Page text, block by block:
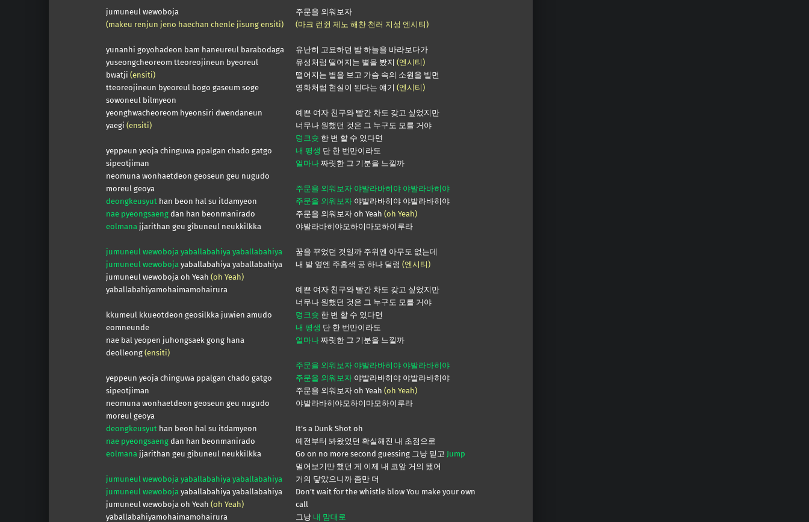
jumuneul wewoboja
(makeu renjun jeno haechan chenle jisung ensiti)
yunanhi goyohadeon bam haneureul barabodaga
yuseongcheoreom tteoreojineun byeoreul
bwatji (ensiti)
tteoreojineun byeoreul bogo gaseum soge
sowoneul bilmyeon
yeonghwacheoreom hyeonsiri dwendaneun
yaegi (ensiti)
yeppeun yeoja chinguwa ppalgan chado gatgo
sipeotjiman
neomuna wonhaetdeon geoseun geu nugudo
moreul geoya
deongkeusyut han beon hal su itdamyeon
nae pyeongsaengdan han beonmanirado
eolmana jjarithan geu gibuneul neukkilkka
jumuneul wewoboja yaballabahiya yaballabahiya
jumuneul wewoboja yaballabahiya yaballabahiya
jumuneul wewoboja oh Yeah (oh Yeah)
yaballabahiyamohaimamohairura
kkumeul kkueotdeon geosilkka juwien amudo
eomneunde
nae bal yeopen juhongsaek gong hana
deolleong (ensiti)
yeppeun yeoja chinguwa ppalgan chado gatgo
sipeotjiman
neomuna wonhaetdeon geoseun geu nugudo
moreul geoya
deongkeusyut han beon hal su itdamyeon
nae pyeongsaengdan han beonmanirado
eolmana jjarithan geu gibuneul neukkilkka
jumuneul wewoboja yaballabahiya yaballabahiya
jumuneul wewoboja yaballabahiya yaballabahiya
jumuneul wewoboja oh Yeah (oh Yeah)
yaballabahiyamohaimamohairura
주문을 외워보자
(마크 런쥔 제노 해찬 천러 지성 엔시티)
유난히 고요하던 밤 하늘을 바라보다가
유성처럼 떨어지는 별을 봤지 (엔시티)
떨어지는 별을 보고 가슴 속의 소원을 빌면
영화처럼 현실이 된다는 얘기 (엔시티)
예쁜 여자 친구와 빨간 차도 갖고 싶었지만
너무나 원했던 것은 그 누구도 모를 거야
덩크슛 한 번 할 수 있다면
내 평생 단 한 번만이라도
얼마나짜릿한 그 기분을 느낄까
주문을 외워보자 야발라바히야 야발라바히야
주문을 외워보자야발라바히야 야발라바히야
주문을 외워보자 oh Yeah (oh Yeah)
야발라바히야모하이마모하이루라
꿈을 꾸었던 것일까 주위엔 아무도 없는데
내 발 옆엔 주홍색 공 하나 덜렁 (엔시티)
예쁜 여자 친구와 빨간 차도 갖고 싶었지만
너무나 원했던 것은 그 누구도 모를 거야
덩크슛 한 번 할 수 있다면
내 평생 단 한 번만이라도
얼마나짜릿한 그 기분을 느낄까
주문을 외워보자 야발라바히야 야발라바히야
주문을 외워보자야발라바히야 야발라바히야
주문을 외워보자 oh Yeah (oh Yeah)
야발라바히야모하이마모하이루라
It’s a Dunk Shot oh
예전부터 봐왔었던 확실해진 내 초점으로
Go on no more second guessing 그냥 믿고 Jump
멀어보기만 했던 게 이제 내 코앞 거의 됐어
거의 닿았으니까 좀만 더
Don’t wait for the whistle blow You make your own
call
그냥 내 맘대로